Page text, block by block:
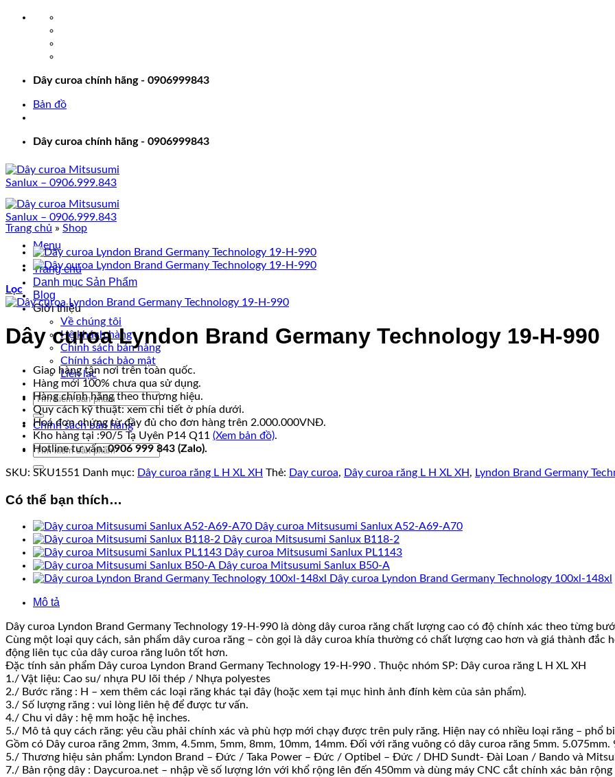
Dây curoa chính hãng - 0906999843
Bản đồ
Dây curoa chính hãng - 0906999843
Menu
Trang chủ
Danh mục Sản Phẩm
Blog
Giới thiệu
Về chúng tôi
Hệ khách hàng
Chính sách bán hàng
Chính sách bảo mật
Liên lạc
Tìm
kiếm:
Chính sách bán hàng
Tìm
Trang chủ » Shop
Lọc
Dây curoa Lyndon Brand Germany Technology 19-H-990
Giao hàng tận nơi trên toàn quốc.
Hàng mới 100% chưa qua sử dụng.
Hàng chính hãng theo thương hiệu.
Quy cách kỹ thuật: xem chi tiết ở phía dưới.
Hoá đơn chứng từ đầy đủ cho đơn hàng trên 2.000.000VNĐ.
Kho hàng tại :90/5 Tạ Uyên P14 Q11 (Xem bản đồ).
Hotline tư vấn:0906 999 843 (Zalo).
SKU: SKU1551 Danh mục: Dây curoa răng L H XL XH Thẻ: Day curoa, Dây curoa răng L H XL XH, Lyndon Brand Germany
Có thể bạn thích…
Dây curoa Mitsusumi Sanlux A52-A69-A70
Dây curoa Mitsusumi Sanlux B118-2
Dây curoa Mitsusumi Sanlux PL1143
Dây curoa Mitsusumi Sanlux B50-A
Dây curoa Lyndon Brand Germany Technology 100xl-148xl
Mô tả
Dây curoa Lyndon Brand Germany Technology 19-H-990 là dòng dây curoa răng chất lượng cao có độ chính xác theo từng
Cùng một loại quy cách, sản phẩm dây curoa răng – còn gọi là dây curoa khía thường có chất lượng cao hơn và giá thành
động liên tục của dây curoa răng luôn tốt hơn.
Đặc tính sản phẩm Dây curoa Lyndon Brand Germany Technology 19-H-990 . Thuộc nhóm SP: Dây curoa răng L H XL XH
1./ Vật liệu: Cao su/ nhựa PU lõi thép / Nhựa polyestes
2./ Bước răng : H – xem thêm các loại răng khác tại đây (hoặc xem tại mục hình ảnh đính kèm của sản phẩm).
3./ Số lượng răng : vui lòng liên hệ để được tư vấn.
4./ Chu vi dây : hệ mm hoặc hệ inches.
5./ Mô tả quy cách răng: yêu cầu phải chính xác và phù hợp mới chạy được trên puly răng. Hiện nay có nhiều loại răng – phổ
Gồm có Dây curoa răng 2mm, 3mm, 4.5mm, 5mm, 8mm, 10mm, 14mm. Đối với răng vuông có dây curoa răng 5mm.
5./ Thương hiệu sản phẩm: Lyndon Brand – Đức / Taka Power – Đức / Optibel – Đức / DHD Sundt- Đài Loan / Bando và
7./ Bản rộng dây : Daycuroa.net – nhập về số lượng lớn với khổ rộng lên đến 450mm và dùng máy CNC cắt chính xác bản